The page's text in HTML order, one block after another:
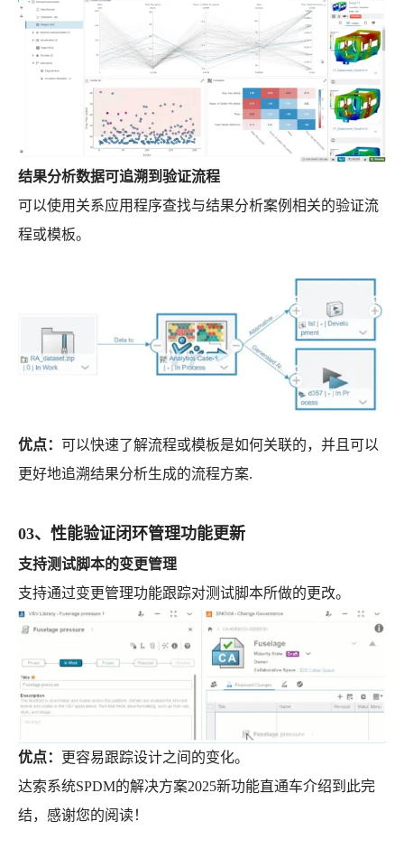
结果分析数据可追溯到验证流程
可以使用关系应用程序查找与结果分析案例相关的验证流
程或模板。
优点： 可以快速了解流程或模板是如何关联的，并且可以
更好地追溯结果分析生成的流程方案.
03、性能验证闭环管理功能更新
支持测试脚本的变更管理
支持通过变更管理功能跟踪对测试脚本所做的更改。
优点：
更容易跟踪设计之间的变化。
达索系统SPDM的解决方案2025新功能直通车介绍到此完
结，感谢您的阅读！